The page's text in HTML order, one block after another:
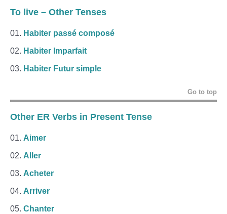
To live – Other Tenses
Habiter passé composé
Habiter Imparfait
Habiter Futur simple
Go to top
Other ER Verbs in Present Tense
Aimer
Aller
Acheter
Arriver
Chanter